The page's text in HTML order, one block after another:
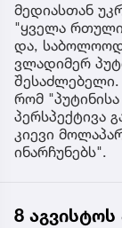
მედიასთან
"ყველა რთული
და,
ვლადიმერ
შესაძლებელი.
რომ
პერსპექტივა
კიევი
ინარჩუნებს".
8